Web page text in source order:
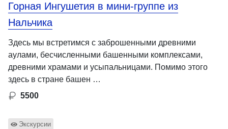
Горная Ингушетия в мини-группе из
Нальчика
Здесь мы встретимся с заброшенными древними
аулами, бесчисленными башенными комплексами,
древними храмами и усыпальницами. Помимо этого
здесь в стране башен …
5500
Экскурсии